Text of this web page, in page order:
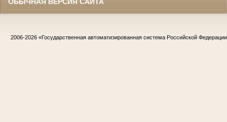
2006-2026 «Государственная автоматизированная система Российской